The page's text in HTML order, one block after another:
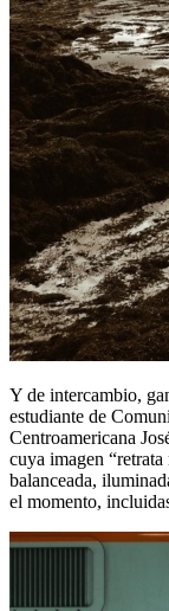
Y de intercambio,
estudiante de
Centroamericana
cuya imagen
balanceada,
el momento,